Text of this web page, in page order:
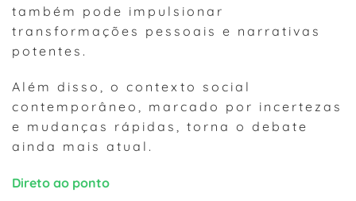
também pode impulsionar
transformações pessoais e narrativas
potentes.
Além disso, o contexto social
contemporâneo, marcado por incertezas
e mudanças rápidas, torna o debate
ainda mais atual.
Direto ao ponto